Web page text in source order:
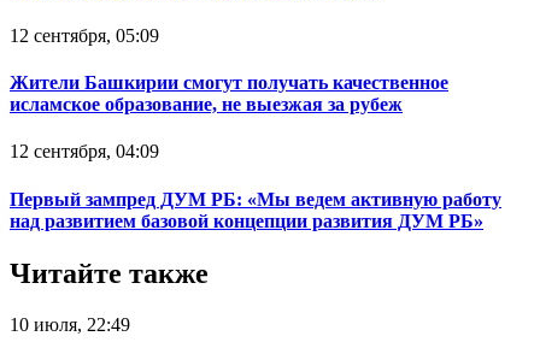
12 сентября, 05:09
Жители Башкирии смогут получать качественное
исламское образование, не выезжая за рубеж
12 сентября, 04:09
Первый зампред ДУМ РБ: «Мы ведем активную работу
над развитием базовой концепции развития ДУМ РБ»
Читайте также
10 июля, 22:49